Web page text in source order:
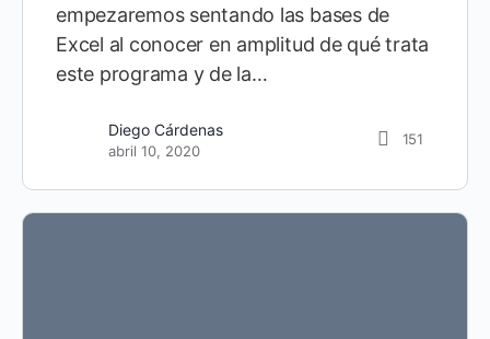
empezaremos sentando las bases de
Excel al conocer en amplitud de qué trata
este programa y de la…
Diego Cárdenas
abril 10, 2020
151